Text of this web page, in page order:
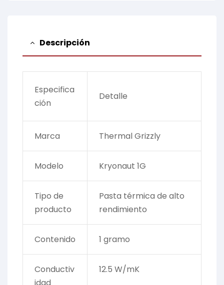
Descripción
Especifica
ción
Detalle
Marca Thermal Grizzly
Modelo Kryonaut 1G
Tipo de
producto
Pasta térmica de alto
rendimiento
Contenido 1 gramo
Conductiv
12.5 W/mK